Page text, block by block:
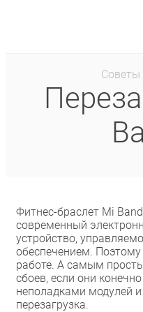
Советы
Фитнес-браслет Mi
современный
устройство,
обеспечением.
работе. А самым
сбоев, если они
неполадками модулей
перезагрузка.